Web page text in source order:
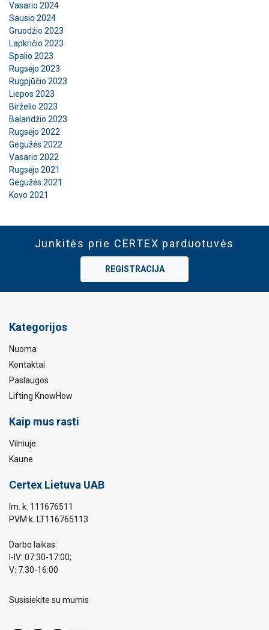
Vasario 2024
Sausio 2024
Gruodžio 2023
Lapkričio 2023
Spalio 2023
Rugsėjo 2023
Rugpjūčio 2023
Liepos 2023
Birželio 2023
Balandžio 2023
Rugsėjo 2022
Gegužės 2022
Vasario 2022
Rugsėjo 2021
Gegužės 2021
Kovo 2021
Junkitės prie CERTEX parduotuvės
REGISTRACIJA
Kategorijos
Nuoma
Kontaktai
Paslaugos
Lifting KnowHow
Kaip mus rasti
Vilniuje
Kaune
Certex Lietuva UAB
Im. k. 111676511
PVM k. LT116765113
Darbo laikas:
I-IV: 07:30-17:00;
V: 7.30-16:00
Susisiekite su mumis